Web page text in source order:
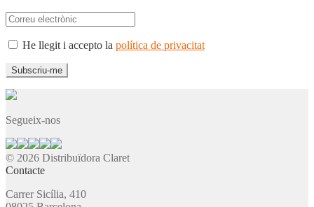
He llegit i accepto la política de privacitat
Segueix-nos
© 2026 Distribuïdora Claret
Contacte
Carrer Sicília, 410